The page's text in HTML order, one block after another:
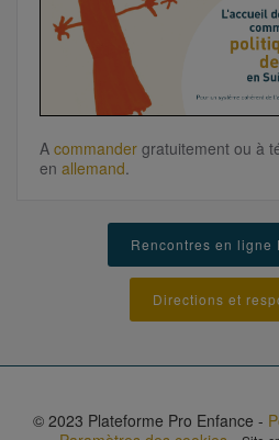
A commander gratuitement ou à
en allemand.
Rencontres en ligne
Directions et
© 2023 Plateforme Pro Enfance -